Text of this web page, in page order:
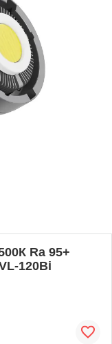
Ra 95+
120Bi